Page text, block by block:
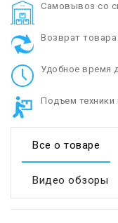
Cамовывоз со
Возврат товара
Удобное время
Подъем техники
Все о товаре
Видео обзоры